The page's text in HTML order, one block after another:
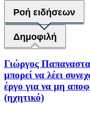
Ροή ειδήσεων
Δημοφιλή
Γιώργος
μπορεί να λέει
έργο για να μη
(ηχητικό)